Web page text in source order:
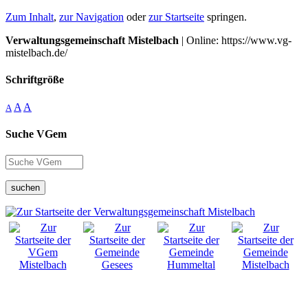
Zum Inhalt, zur Navigation oderzur Startseite springen.
Verwaltungsgemeinschaft Mistelbach | Online: https://www.vg-
mistelbach.de/
Schriftgröße
A A A
Suche VGem
suchen